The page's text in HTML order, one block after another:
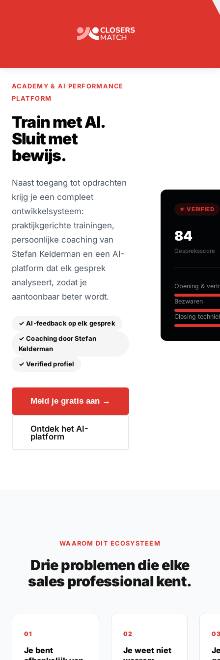
ACADEMY & AI PERFORMANCE
PLATFORM
Train met AI.
Sluit met
bewijs.
Naast toegang tot opdrachten
krijg je een compleet
ontwikkelsysteem:
praktijkgerichte trainingen,
persoonlijke coaching van
Stefan Kelderman en een AI-
platform dat elk gesprek
analyseert, zodat je
aantoonbaar beter wordt.
✓ AI-feedback op elk gesprek
✓ Coaching door Stefan
Kelderman
✓ Verified profiel
Meld je gratis aan →
Ontdek het AI-
platform
★ VERIFIED
84
Gespreksscore
Opening &
Bezwaren
Closing
WAAROM DIT ECOSYSTEEM
Drie problemen die elke
sales professional kent.
01
Je bent
02
Je weet niet